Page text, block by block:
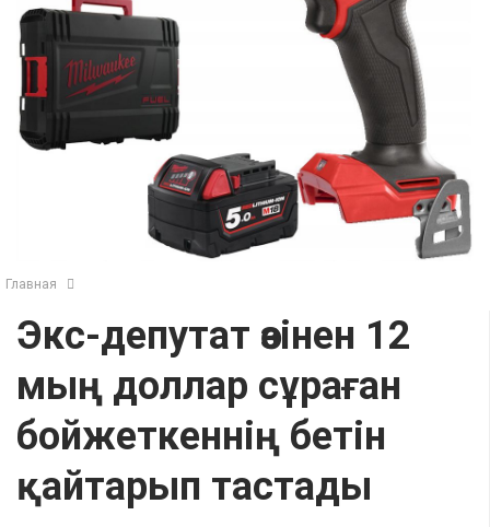
Главная
Экс-депутат өзінен 12
мың доллар сұраған
бойжеткеннің бетін
қайтарып тастады